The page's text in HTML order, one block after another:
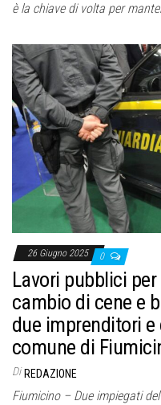
è la chiave di volta per
26 Giugno 2025 0
Lavori pubblici
cambio di cene e
due imprenditori
comune di
Di REDAZIONE
Fiumicino – Due impiegati